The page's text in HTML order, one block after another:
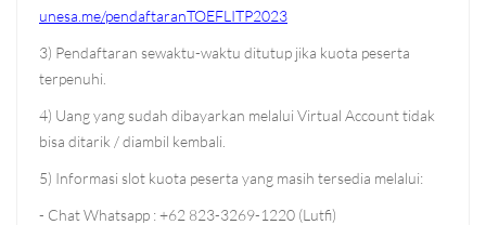
unesa.me/pendaftaranTOEFLITP2023
3) Pendaftaran sewaktu-waktu ditutup jika kuota peserta
terpenuhi.
4) Uang yang sudah dibayarkan melalui Virtual Account tidak
bisa ditarik / diambil kembali.
5) Informasi slot kuota peserta yang masih tersedia melalui:
- Chat Whatsapp : +62 823-3269-1220 (Lutfi)